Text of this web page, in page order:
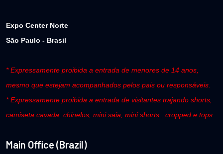
Expo Center Norte
São Paulo - Brasil
* Expressamente proibida a entrada de menores de 14 anos,
mesmo que estejam acompanhados pelos pais ou responsáveis.
* Expressamente proibida a entrada de visitantes trajando shorts,
camiseta cavada, chinelos, mini saia, mini shorts , cropped e tops.
Main Office (Brazil)